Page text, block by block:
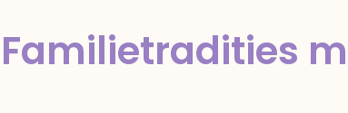
Familietradities